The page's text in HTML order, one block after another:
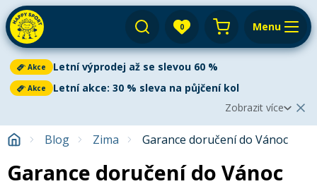
0
Váš košík je prázdný
Menu
Výprodej
E-shop
Půjčovna
Paddleboardy
Servis
Akce Letní výprodej až se slevou 60 %
Akce
Letní akce: 30 % sleva na půjčení kol
Zobrazit více
Aktuální oznámení Zobrazit méně
Akce Letní výprodej až se slevou 60 %
Letní výprodej je v plném proudu!Ušetřete až 60 %na
Blog Zima Garance doručení do Vánoc
Garance doručení do Vánoc